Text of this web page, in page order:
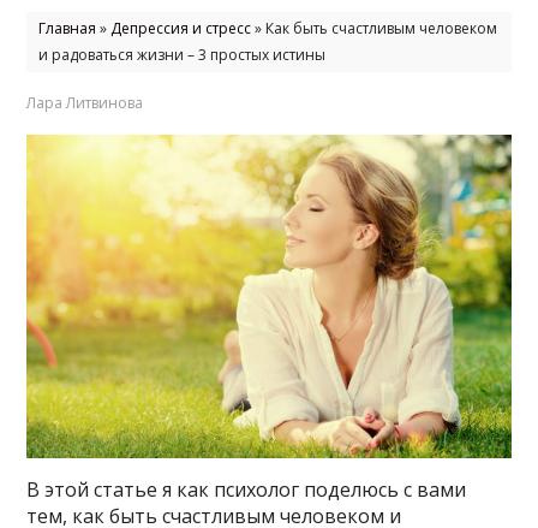
Главная » Депрессия и стресс» Как быть счастливым человеком
и радоваться жизни – 3 простых истины
Лара Литвинова
В этой статье я как психолог поделюсь с вами
тем, как быть счастливым человеком и